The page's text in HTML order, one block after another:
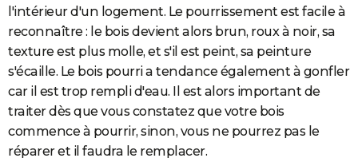
l'intérieur d'un logement. Le pourrissement est facile à
reconnaître : le bois devient alors brun, roux à noir, sa
texture est plus molle, et s'il est peint, sa peinture
s'écaille. Le bois pourri a tendance également à gonfler
car il est trop rempli d'eau. Il est alors important de
traiter dès que vous constatez que votre bois
commence à pourrir, sinon, vous ne pourrez pas le
réparer et il faudra le remplacer.